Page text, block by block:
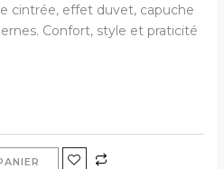
cintrée, effet duvet, capuche
Confort, style et praticité